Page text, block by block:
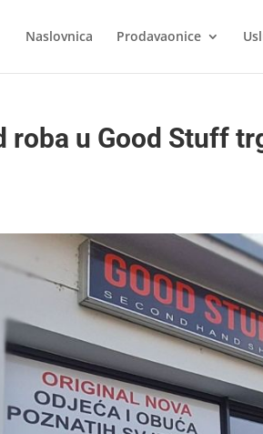
Naslovnica Prodavaonice
roba u Good Stuff